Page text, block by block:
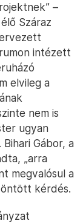
–
Száraz
intézett
elvileg a
nem is
ugyan
Gábor, a
„arra
megvalósul a
kérdés.